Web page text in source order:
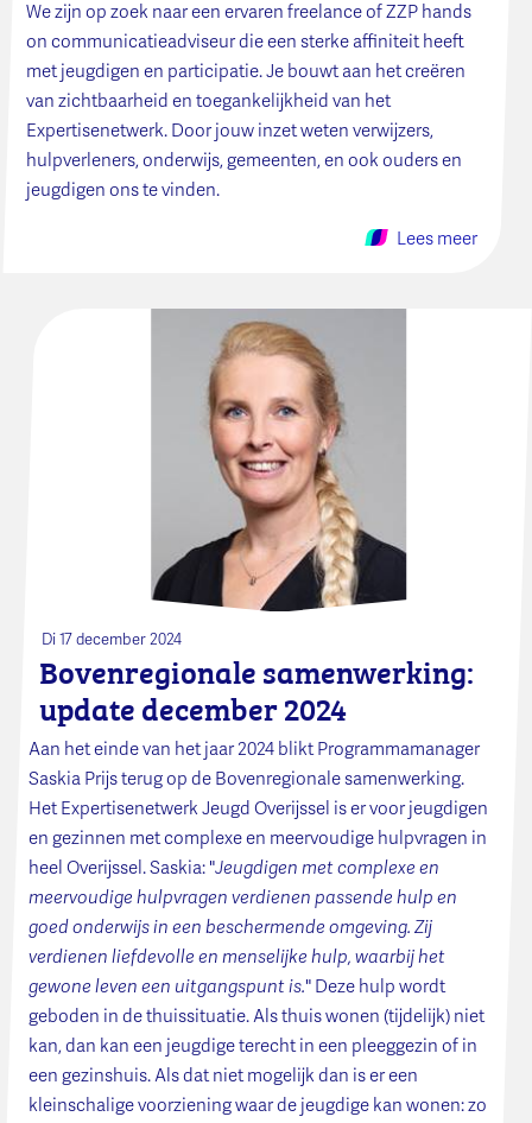
We zijn op zoek naar een ervaren freelance of ZZP hands
on communicatieadviseur die een sterke affiniteit heeft
met jeugdigen en participatie. Je bouwt aan het creëren
van zichtbaarheid en toegankelijkheid van het
Expertisenetwerk. Door jouw inzet weten verwijzers,
hulpverleners, onderwijs, gemeenten, en ook ouders en
jeugdigen ons te vinden.
Lees meer
Di 17 december 2024
Bovenregionale samenwerking:
update december 2024
Aan het einde van het jaar 2024 blikt Programmamanager
Saskia Prijs terug op de Bovenregionale samenwerking.
Het Expertisenetwerk Jeugd Overijssel is er voor jeugdigen
en gezinnen met complexe en meervoudige hulpvragen in
heel Overijssel. Saskia: "Jeugdigen met complexe en
meervoudige hulpvragen verdienen passende hulp en
goed onderwijs in een beschermende omgeving. Zij
verdienen liefdevolle en menselijke hulp, waarbij het
gewone leven een uitgangspunt is." Deze hulp wordt
geboden in de thuissituatie. Als thuis wonen (tijdelijk) niet
kan, dan kan een jeugdige terecht in een pleeggezin of in
een gezinshuis. Als dat niet mogelijk dan is er een
kleinschalige voorziening waar de jeugdige kan wonen: zo